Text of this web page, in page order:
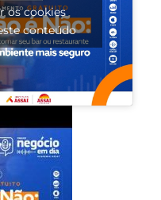
os cookies
conteúdo